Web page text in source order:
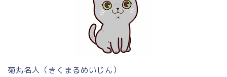
菊丸名人（きくまるめいじん）